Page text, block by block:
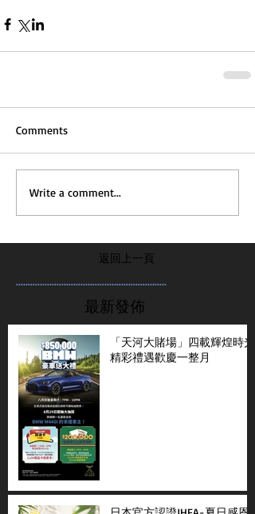
Comments
Write a comment...
返回上一頁
...............................................................
最新發佈
「天河大賭場」四載輝煌時光
精彩禮遇歡慶一整月